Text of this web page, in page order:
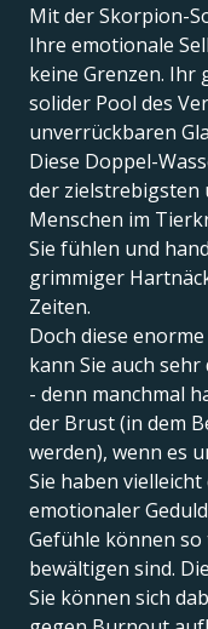
Mit der Skorpion-
Ihre emotionale
keine Grenzen. Ihr
solider Pool des
unverrückbaren
Diese Doppel-
der zielstrebigsten
Menschen im
Sie fühlen und
grimmiger
Zeiten.
Doch diese
kann Sie auch sehr
- denn manchmal
der Brust (in dem
werden), wenn es
Sie haben vielleicht
emotionaler
Gefühle können so
bewältigen sind.
Sie können sich